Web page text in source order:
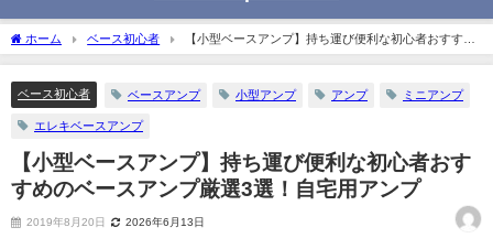
ホーム ベース初心者
【小型ベースアンプ】持ち運び便利な初心者おすすめ
のベースアンプ厳選3選！自宅用アンプ
ベース初心者 ベースアンプ 小型アンプ アンプ ミニアンプ
エレキベースアンプ
【小型ベースアンプ】持ち運び便利な初心者おす
すめのベースアンプ厳選3選！自宅用アンプ
2019年8月20日 2026年6月13日